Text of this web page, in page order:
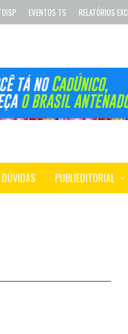
EVENTOS TS RELATÓRIOS
PUBLIEDITORIAL